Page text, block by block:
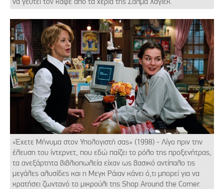
«Έχετε Μήνυμα στον Υπολογιστή σας» (1998) - Λίγο πριν την
έλευση του ίντερνετ, που εδώ παίζει το ρόλο της προξενήτρας,
τα ανεξάρτητα βιβλιοπωλεία είχαν ως βασικό αντίπαλο τις
μεγάλες αλυσίδες και η Μεγκ Ράιαν κάνει ό,τι μπορεί για να
κρατήσει ζωντανό το μικρούλι της Shop Around the Corner.